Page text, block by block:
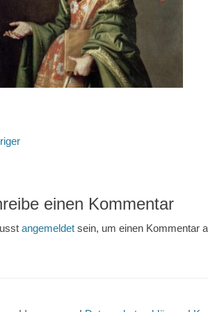
einen Kommentar
angemeldet sein, um einen Kommentar